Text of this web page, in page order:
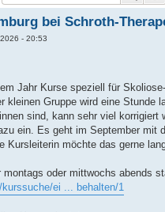
bei Schroth-
- 20:53
Jahr Kurse speziell für
kleinen Gruppe wird eine
sind, kann sehr viel
ein. Es geht im September mit
Kursleiterin möchte das gerne
montags oder mittwochs abends
ei ... behalten/1